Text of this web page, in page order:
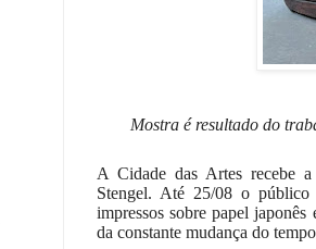
Mostra é resultado do
A Cidade das Artes recebe a
Stengel. Até 25/08 o público
impressos sobre papel
da constante mudança do